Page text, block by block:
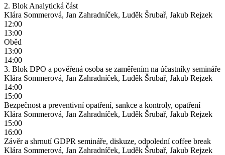
2. Blok Analytická část
Klára Sommerová, Jan Zahradníček, Luděk Šrubař, Jakub Rejzek
12:00
13:00
Oběd
13:00
14:00
3. Blok DPO a pověřená osoba se zaměřením na účastníky semináře
Klára Sommerová, Jan Zahradníček, Luděk Šrubař, Jakub Rejzek
14:00
15:00
Bezpečnost a preventivní opatření, sankce a kontroly, opatření
Klára Sommerová, Jan Zahradníček, Luděk Šrubař, Jakub Rejzek
15:00
16:00
Závěr a shrnutí GDPR semináře, diskuze, odpolední coffee break
Klára Sommerová, Jan Zahradníček, Luděk Šrubař, Jakub Rejzek